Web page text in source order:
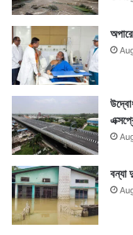
Tags New Hampshire
বন্যা